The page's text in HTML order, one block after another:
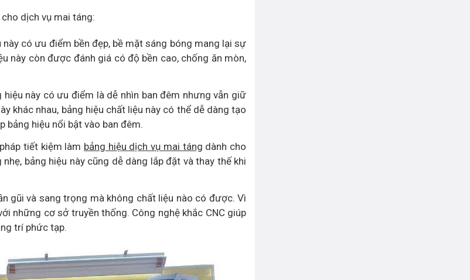
dịch vụ mai táng:
này có ưu điểm bền đẹp, bề mặt sáng bóng mang lại sự
này còn được đánh giá có độ bền cao, chống ăn mòn,
hiệu này có ưu điểm là dễ nhìn ban đêm nhưng vẫn giữ
khác nhau, bảng hiệu chất liệu này có thể dễ dàng tạo
bảng hiệu nổi bật vào ban đêm.
tiết kiệm làm bảng hiệu dịch vụ mai táng dành cho
bảng hiệu này cũng dễ dàng lắp đặt và thay thế khi
gũi và sang trọng mà không chất liệu nào có được. Vì
những cơ sở truyền thống. Công nghệ khắc CNC giúp
trí phức tạp.